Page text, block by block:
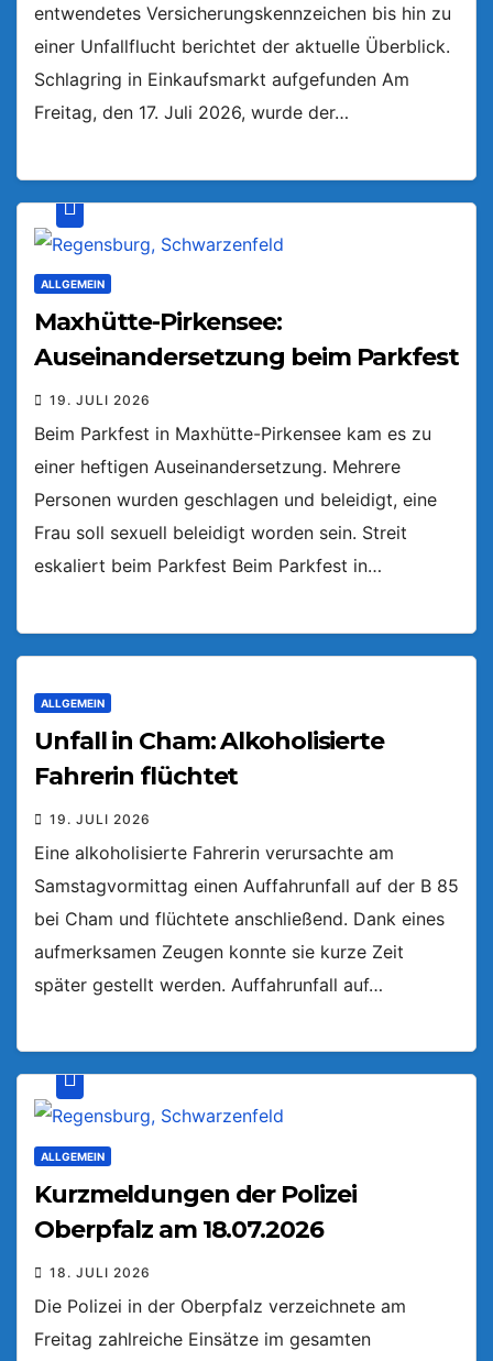
entwendetes Versicherungskennzeichen bis hin zu
einer Unfallflucht berichtet der aktuelle Überblick.
Schlagring in Einkaufsmarkt aufgefunden Am
Freitag, den 17. Juli 2026, wurde der…
ALLGEMEIN
Maxhütte-Pirkensee:
Auseinandersetzung beim Parkfest
19. JULI 2026
Beim Parkfest in Maxhütte-Pirkensee kam es zu
einer heftigen Auseinandersetzung. Mehrere
Personen wurden geschlagen und beleidigt, eine
Frau soll sexuell beleidigt worden sein. Streit
eskaliert beim Parkfest Beim Parkfest in…
ALLGEMEIN
Unfall in Cham: Alkoholisierte
Fahrerin flüchtet
19. JULI 2026
Eine alkoholisierte Fahrerin verursachte am
Samstagvormittag einen Auffahrunfall auf der B 85
bei Cham und flüchtete anschließend. Dank eines
aufmerksamen Zeugen konnte sie kurze Zeit
später gestellt werden. Auffahrunfall auf…
ALLGEMEIN
Kurzmeldungen der Polizei
Oberpfalz am 18.07.2026
18. JULI 2026
Die Polizei in der Oberpfalz verzeichnete am
Freitag zahlreiche Einsätze im gesamten